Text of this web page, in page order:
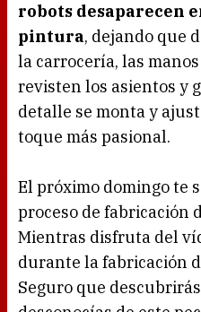
robots desaparecen
pintura, dejando que
la carrocería, las
revisten los asientos y
detalle se monta y
toque más pasional.
El próximo domingo te
proceso de fabricación
Mientras disfruta del
durante la fabricación
Seguro que